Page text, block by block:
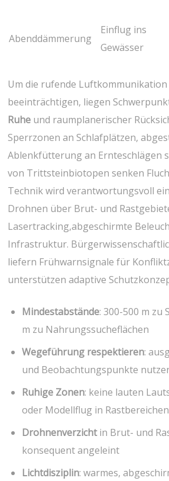
Abenddämmerung
Einflug ins
Gewässer
Um⁣ die rufende Luftkommunikation
⁣beeinträchtigen, ‌liegen⁤
Ruhe und raumplanerischer
Sperrzonen an Schlafplätzen,
Ablenkfütterung an Ernteschlägen
von Trittsteinbiotopen senken
Technik wird verantwortungsvoll
Drohnen über Brut- und
Lasertracking,abgeschirmte
Infrastruktur.
liefern Frühwarnsignale für
⁤unterstützen adaptive
Mindestabstände: 300-500‍ m zu⁣
m⁣ zu Nahrungssucheflächen
Wegeführung ​respektieren:
und⁣ Beobachtungspunkte​
Ruhige Zonen: keine lauten⁣
‌oder Modellflug in Rastbereichen
Drohnenverzichtin Brut- und
konsequent ‌angeleint
Lichtdisziplin: warmes,